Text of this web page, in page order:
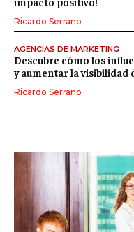
Ricardo Serrano
AGENCIAS DE MARKETING
Descubre cómo los
y aumentar la visibilidad
Ricardo Serrano